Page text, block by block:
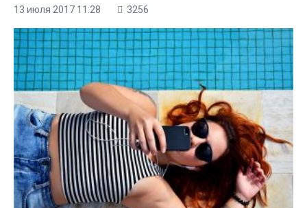
13 июля 2017 11:28
3256